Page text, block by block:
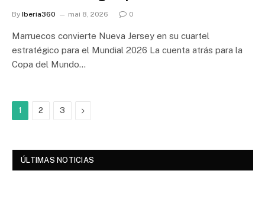
By Iberia360 mai 8, 2026 0
Marruecos convierte Nueva Jersey en su cuartel
estratégico para el Mundial 2026 La cuenta atrás para la
Copa del Mundo…
1 2 3 Next
ÚLTIMAS NOTICIAS